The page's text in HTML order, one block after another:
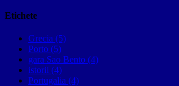
Etichete
Grecia (5)
Porto (5)
gara Sao Bento (4)
istorii (4)
Portugalia (4)